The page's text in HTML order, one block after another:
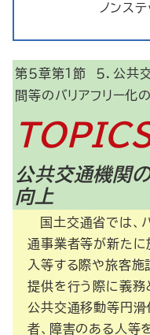
ノンス
第５章第１節 ５．公共
間等のバリアフリー化
公共交通機関
向上
国土交通省では、
通事業者等が新たに
入等する際や旅客
提供を行う際に義務
公共交通移動等円滑
者、障害のある人等